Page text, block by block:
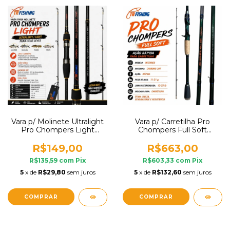
Vara p/ Molinete Ultralight
Pro Chompers Light
Jacundá Saicanga Traíra
R$149,00
R$135,59 com Pix
5 x de R$29,80 sem juros
COMPRAR
Vara p/ Carretilha Pro
Chompers Full Soft
Inteiriça TR Fishing Trairão
Tucunaré Robalo Dourado
R$663,00
R$603,33 com Pix
5 x de R$132,60 sem juros
COMPRAR